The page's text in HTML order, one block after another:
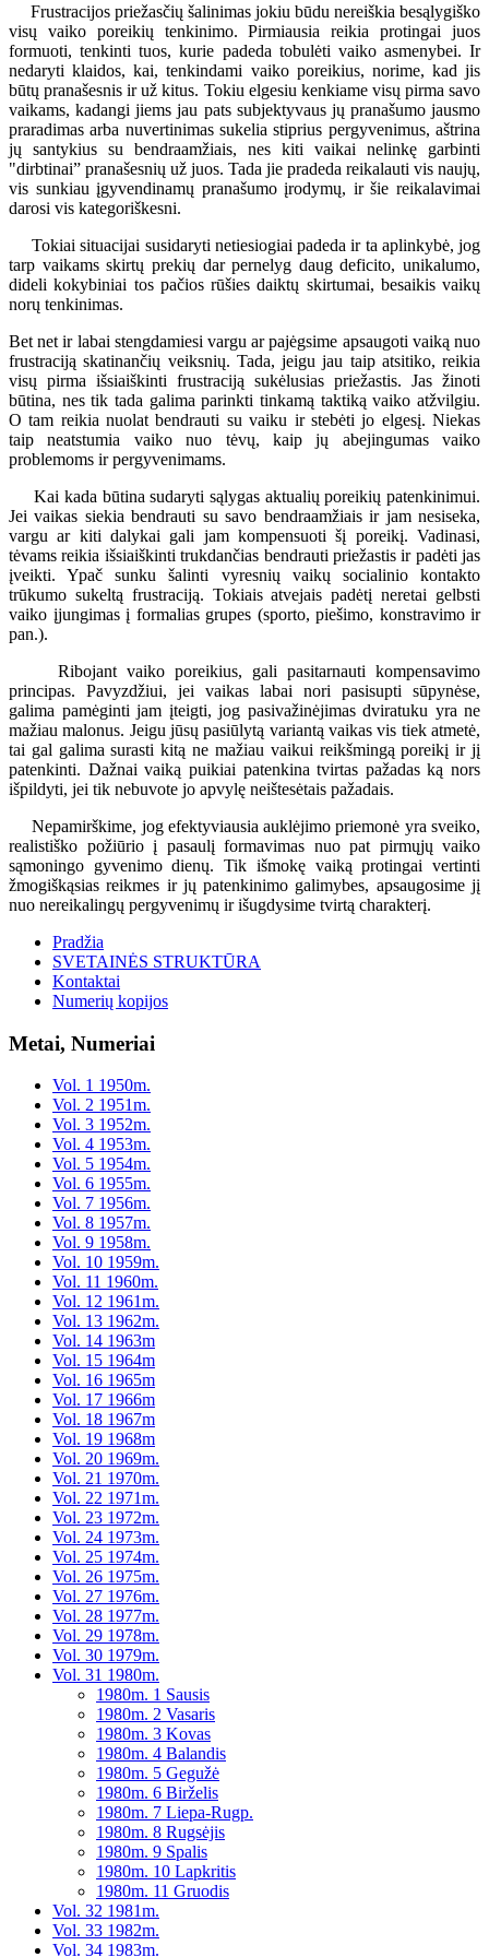
Frustracijos priežasčių šalinimas jokiu būdu nereiškia besąlygiško
visų vaiko poreikių tenkinimo. Pirmiausia reikia protingai juos
formuoti, tenkinti tuos, kurie padeda tobulėti vaiko asmenybei. Ir
nedaryti klaidos, kai, tenkindami vaiko poreikius, norime, kad jis
būtų pranašesnis ir už kitus. Tokiu elgesiu kenkiame visų pirma savo
vaikams, kadangi jiems jau pats subjektyvaus jų pranašumo jausmo
praradimas arba nuvertinimas sukelia stiprius pergyvenimus, aštrina
jų santykius su bendraamžiais, nes kiti vaikai nelinkę garbinti
"dirbtinai” pranašesnių už juos. Tada jie pradeda reikalauti vis naujų,
vis sunkiau įgyvendinamų pranašumo įrodymų, ir šie reikalavimai
darosi vis kategoriškesni.
Tokiai situacijai susidaryti netiesiogiai padeda ir ta aplinkybė, jog
tarp vaikams skirtų prekių dar pernelyg daug deficito, unikalumo,
dideli kokybiniai tos pačios rūšies daiktų skirtumai, besaikis vaikų
norų tenkinimas.
Bet net ir labai stengdamiesi vargu ar pajėgsime apsaugoti vaiką nuo
frustraciją skatinančių veiksnių. Tada, jeigu jau taip atsitiko, reikia
visų pirma išsiaiškinti frustraciją sukėlusias priežastis. Jas žinoti
būtina, nes tik tada galima parinkti tinkamą taktiką vaiko atžvilgiu.
O tam reikia nuolat bendrauti su vaiku ir stebėti jo elgesį. Niekas
taip neatstumia vaiko nuo tėvų, kaip jų abejingumas vaiko
problemoms ir pergyvenimams.
Kai kada būtina sudaryti sąlygas aktualių poreikių patenkinimui.
Jei vaikas siekia bendrauti su savo bendraamžiais ir jam nesiseka,
vargu ar kiti dalykai gali jam kompensuoti šį poreikį. Vadinasi,
tėvams reikia išsiaiškinti trukdančias bendrauti priežastis ir padėti jas
įveikti. Ypač sunku šalinti vyresnių vaikų socialinio kontakto
trūkumo sukeltą frustraciją. Tokiais atvejais padėtį neretai gelbsti
vaiko įjungimas į formalias grupes (sporto, piešimo, konstravimo ir
pan.).
Ribojant vaiko poreikius, gali pasitarnauti kompensavimo
principas. Pavyzdžiui, jei vaikas labai nori pasisupti sūpynėse,
galima pamėginti jam įteigti, jog pasivažinėjimas dviratuku yra ne
mažiau malonus. Jeigu jūsų pasiūlytą variantą vaikas vis tiek atmetė,
tai gal galima surasti kitą ne mažiau vaikui reikšmingą poreikį ir jį
patenkinti. Dažnai vaiką puikiai patenkina tvirtas pažadas ką nors
išpildyti, jei tik nebuvote jo apvylę neištesėtais pažadais.
Nepamirškime, jog efektyviausia auklėjimo priemonė yra sveiko,
realistiško požiūrio į pasaulį formavimas nuo pat pirmųjų vaiko
sąmoningo gyvenimo dienų. Tik išmokę vaiką protingai vertinti
žmogiškąsias reikmes ir jų patenkinimo galimybes, apsaugosime jį
nuo nereikalingų pergyvenimų ir išugdysime tvirtą charakterį.
Pradžia
SVETAINĖS STRUKTŪRA
Kontaktai
Numerių kopijos
Metai, Numeriai
Vol. 1 1950m.
Vol. 2 1951m.
Vol. 3 1952m.
Vol. 4 1953m.
Vol. 5 1954m.
Vol. 6 1955m.
Vol. 7 1956m.
Vol. 8 1957m.
Vol. 9 1958m.
Vol. 10 1959m.
Vol. 11 1960m.
Vol. 12 1961m.
Vol. 13 1962m.
Vol. 14 1963m
Vol. 15 1964m
Vol. 16 1965m
Vol. 17 1966m
Vol. 18 1967m
Vol. 19 1968m
Vol. 20 1969m.
Vol. 21 1970m.
Vol. 22 1971m.
Vol. 23 1972m.
Vol. 24 1973m.
Vol. 25 1974m.
Vol. 26 1975m.
Vol. 27 1976m.
Vol. 28 1977m.
Vol. 29 1978m.
Vol. 30 1979m.
Vol. 31 1980m.
1980m. 1 Sausis
1980m. 2 Vasaris
1980m. 3 Kovas
1980m. 4 Balandis
1980m. 5 Gegužė
1980m. 6 Birželis
1980m. 7 Liepa-Rugp.
1980m. 8 Rugsėjis
1980m. 9 Spalis
1980m. 10 Lapkritis
1980m. 11 Gruodis
Vol. 32 1981m.
Vol. 33 1982m.
Vol. 34 1983m.